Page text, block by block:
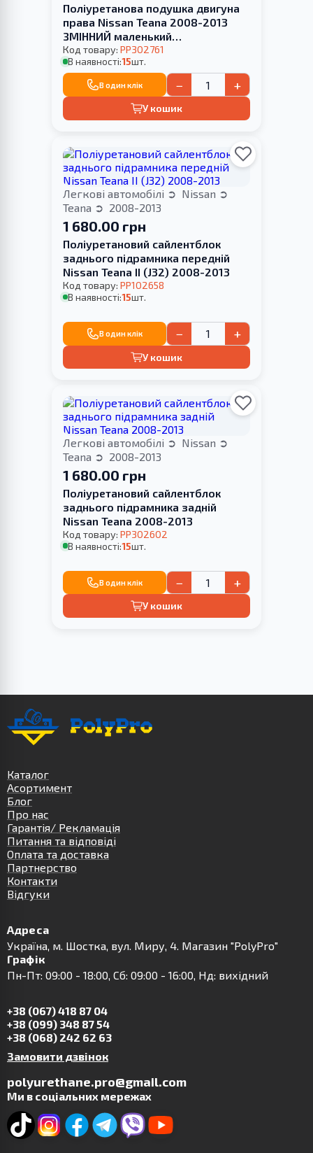
Поліуретанова подушка двигуна
права Nissan Teana 2008-2013
ЗМІННИЙ маленький
САЙЛЕНТБЛОК
Код товару: PP302761
В наявності:15шт.
В один клік − +
У кошик
Легкові автомобілі
Nissan
Teana
2008-2013
1 680.00 грн
Поліуретановий cайлентблок
заднього підрамника передній
Nissan Teana II (J32) 2008-2013
Код товару: PP102658
В наявності:15шт.
В один клік − +
У кошик
Легкові автомобілі
Nissan
Teana
2008-2013
1 680.00 грн
Поліуретановий cайлентблок
заднього підрамника задній
Nissan Teana 2008-2013
Код товару: PP302602
В наявності:15шт.
В один клік − +
У кошик
Каталог
Асортимент
Блог
Про нас
Гарантія/ Рекламація
Питання та відповіді
Оплата та доставка
Партнерство
Контакти
Відгуки
Адреса
Українa, м. Шостка, вул. Миру, 4. Магазин "PolyPro"
Графік
Пн-Пт: 09:00 - 18:00, Сб: 09:00 - 16:00, Нд: вихідний
+38 (067) 418 87 04
+38 (099) 348 87 54
+38 (068) 242 62 63
Замовити дзвінок
polyurethane.pro@gmail.com
Ми в соціальних мережах